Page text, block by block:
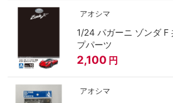
アオシマ
1/24 パガーニ ゾンダ F
プパーツ
2,100 円
アオシマ